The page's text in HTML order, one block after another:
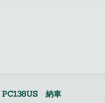
PC138US 納車